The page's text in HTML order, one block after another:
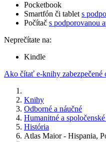
Pocketbook
Smartfón či tablet s
Počítač s podporovanou
Neprečítate na:
Kindle
Ako čítať e-knihy zabezpečené
Knihy
Odborné a náučné
Humanitné a
História
Atlas Maior - Hispania,